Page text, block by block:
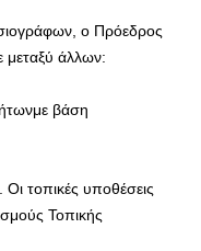
ο Πρόεδρος
άλλων:
βάση
τοπικές υποθέσεις
Τοπικής